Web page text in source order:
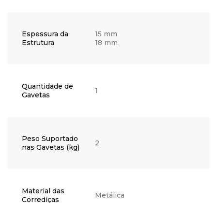
Espessura da
Estrutura
15 mm
18 mm
Quantidade de
Gavetas
1
Peso Suportado
nas Gavetas (kg)
2
Material das
Corrediças
Metálica